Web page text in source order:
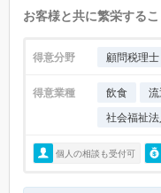
お客様と共に繁栄する
得意分野 顧問税理士
得意業種 飲食
社会福祉法
個人の相談も受付可